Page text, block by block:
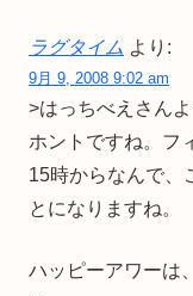
ラグタイム より:
9月 9, 2008 9:02 am
>はっちべえさん
ホントですね。フ
15時からなんで、
とになりますね。
ハッピーアワーは